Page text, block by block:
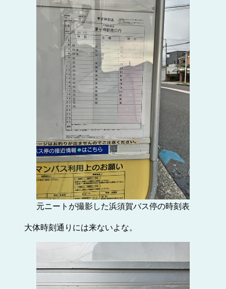
元ニートが撮影した浜須賀バス停の時刻表
大体時刻通りには来ないよな。